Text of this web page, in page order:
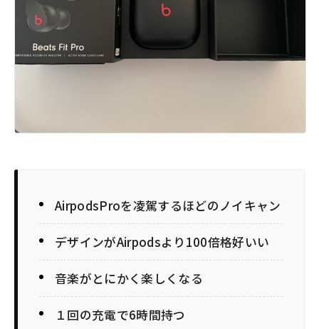
AirpodsProを凌駕するほどのノイキャン
デザインがAirpodsより100倍格好いい
音楽がとにかく楽しくなる
１回の充電で6時間持つ